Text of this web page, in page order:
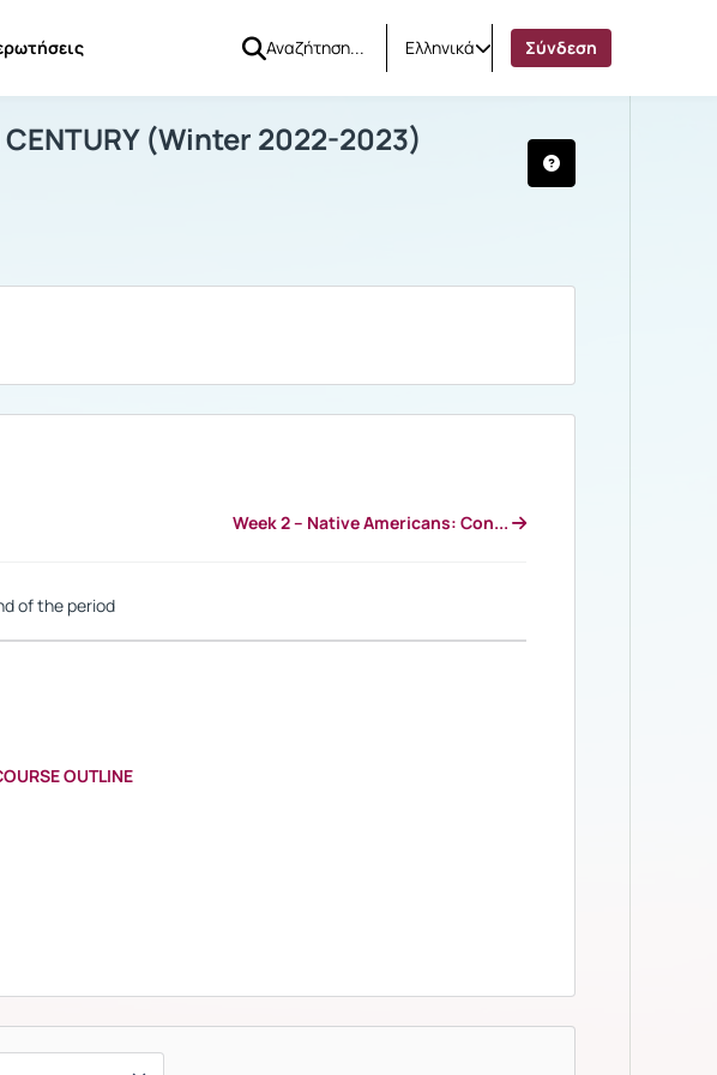
Ελληνικά Σύνδεση
Ενότητες μαθήματος
19TH CENTURY (Winter 2022-2023)
CENTURY (Winter 2022-2023)
Week 2 – Native Americans: Con...
of the period
OUTLINE